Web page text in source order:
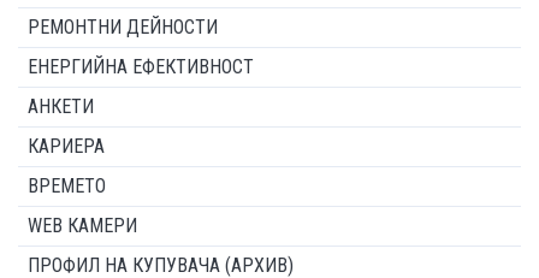
РЕМОНТНИ ДЕЙНОСТИ
ЕНЕРГИЙНА ЕФЕКТИВНОСТ
АНКЕТИ
КАРИЕРА
ВРЕМЕТО
WEB КАМЕРИ
ПРОФИЛ НА КУПУВАЧА (АРХИВ)